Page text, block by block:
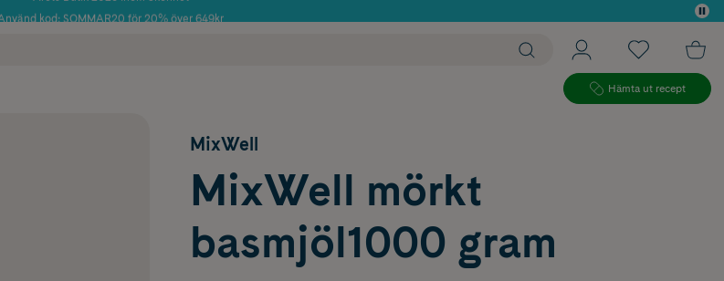
Använd kod: SOMMAR20 för 20% över 649kr
Hämta ut recept
MixWell
MixWell mörkt
basmjöl1000 gram